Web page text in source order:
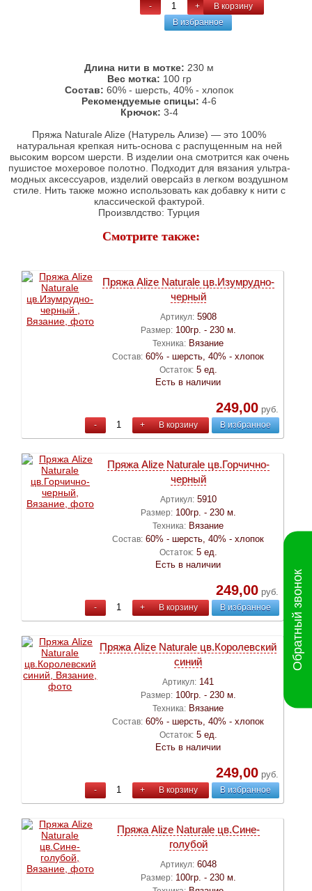
- +
В корзину
В избранное
Длина нити в мотке: 230 м
Вес мотка: 100 гр
Состав: 60% - шерсть, 40% - хлопок
Рекомендуемые спицы: 4-6
Крючок: 3-4
Пряжа Naturale Alize (Натурель Ализе) — это 100%
натуральная крепкая нить-основа с распущенным на ней
высоким ворсом шерсти. В изделии она смотрится как очень
пушистое мохеровое полотно. Подходит для вязания ультра-
модных аксессуаров, изделий оверсайз в легком воздушном
стиле. Нить также можно использовать как добавку к нити с
классической фактурой.
Произвлдство: Турция
Смотрите также:
Пряжа Alize Naturale цв.Изумрудно-
черный
Артикул: 5908
Размер: 100гр. - 230 м.
Техника: Вязание
Состав: 60% - шерсть, 40% - хлопок
Остаток: 5 ед.
Есть в наличии
249,00руб.
- + В корзину В избранное
Пряжа Alize Naturale цв.Горчично-
черный
Артикул: 5910
Размер: 100гр. - 230 м.
Техника: Вязание
Состав: 60% - шерсть, 40% - хлопок
Остаток: 5 ед.
Есть в наличии
249,00руб.
- + В корзину В избранное
Пряжа Alize Naturale цв.Королевский
синий
Артикул: 141
Размер: 100гр. - 230 м.
Техника: Вязание
Состав: 60% - шерсть, 40% - хлопок
Остаток: 5 ед.
Есть в наличии
249,00руб.
- + В корзину В избранное
Пряжа Alize Naturale цв.Сине-
голубой
Артикул: 6048
Размер: 100гр. - 230 м.
Обратный звонок